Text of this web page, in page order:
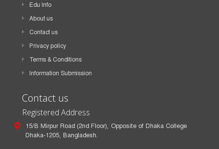
Edu Info
About us
Contact us
Privacy policy
Terms & Conditions
Information Submission
Contact us
Registered Address
15/B Mirpur Road (2nd Floor), Opposite of Dhaka College
Dhaka-1205, Bangladesh.